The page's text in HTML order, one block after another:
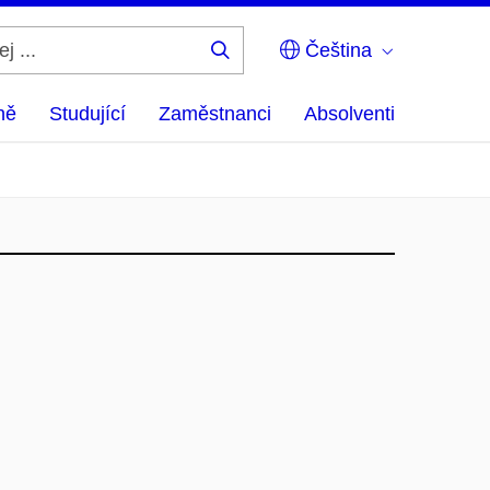
Čeština
Studující Zaměstnanci Absolventi